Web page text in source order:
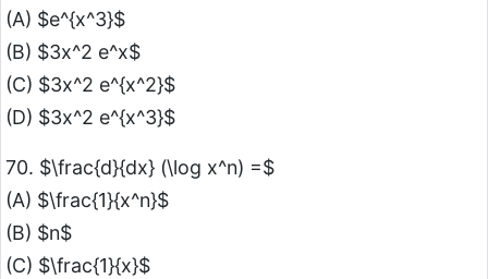
(A) $e^{x^3}$
(B) $3x^2 e^x$
(C) $3x^2 e^{x^2}$
(D) $3x^2 e^{x^3}$
70. $\frac{d}{dx} (\log x^n) =$
(A) $\frac{1}{x^n}$
(B) $n$
(C) $\frac{1}{x}$